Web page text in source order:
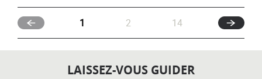
1 2 14
LAISSEZ-VOUS GUIDER